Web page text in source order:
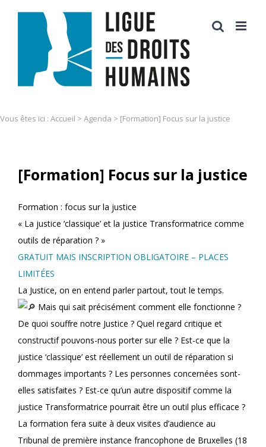
Vous êtes ici : Accueil > Agenda > [Formation] Focus sur la justice
[Formation] Focus sur la justice
Formation : focus sur la justice
« La justice ‘classique’ et la justice Transformatrice comme
outils de réparation ? »
GRATUIT MAIS INSCRIPTION OBLIGATOIRE – PLACES
LIMITÉES
La Justice, on en entend parler partout, tout le temps.
Mais qui sait précisément comment elle fonctionne ?
De quoi souffre notre Justice ? Quel regard critique et
constructif pouvons-nous porter sur elle ? Est-ce que la
justice ‘classique’ est réellement un outil de réparation si
dommages importants ? Les personnes concernées sont-
elles satisfaites ? Est-ce qu’un autre dispositif comme la
justice Transformatrice pourrait être un outil plus efficace ?
La formation fera suite à deux visites d’audience au
Tribunal de première instance francophone de Bruxelles (18